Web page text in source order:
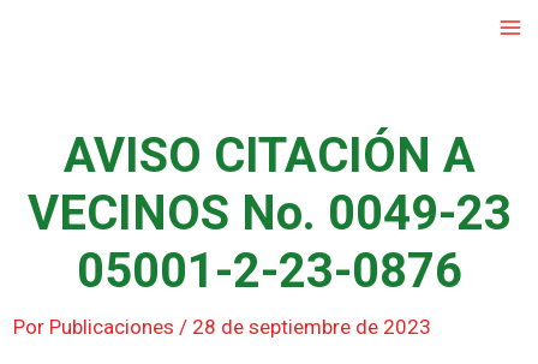
AVISO CITACIÓN A
VECINOS No. 0049-23
05001-2-23-0876
Por Publicaciones / 28 de septiembre de 2023